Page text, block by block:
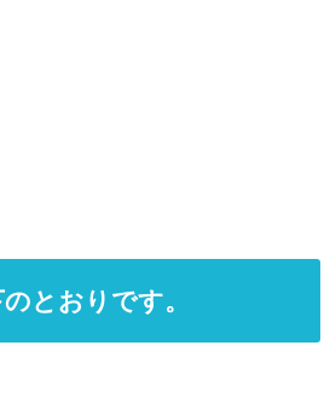
とおりです。